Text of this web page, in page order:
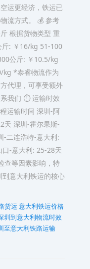
运更经济，铁运已
流方式。 💰 参考
根据货物类型 重
: ￥16/kg 51-100
公斤: ￥10.5/kg
kg *泰睿物流作为
代理，可享受额外
我们 ⏱️ 运输时效
运输时间 深圳-阿
天 深圳-霍尔果斯-
-二连浩特-意大利:
-意大利: 25-28天
查等因素影响，特
意大利铁运的核心
货运意大利铁运价格
圳到意大利物流时效
至意大利铁路运输